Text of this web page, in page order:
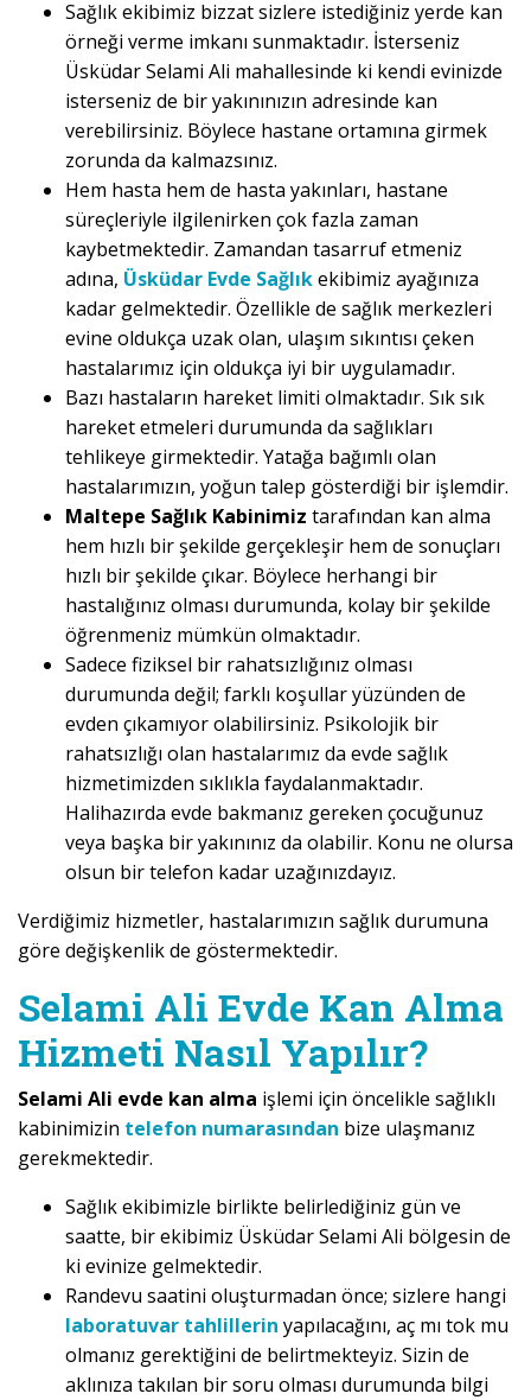
Sağlık ekibimiz bizzat sizlere istediğiniz yerde kan
örneği verme imkanı sunmaktadır. İsterseniz
Üsküdar Selami Ali mahallesinde ki kendi evinizde
isterseniz de bir yakınınızın adresinde kan
verebilirsiniz. Böylece hastane ortamına girmek
zorunda da kalmazsınız.
Hem hasta hem de hasta yakınları, hastane
süreçleriyle ilgilenirken çok fazla zaman
kaybetmektedir. Zamandan tasarruf etmeniz
adına, Üsküdar Evde Sağlıkekibimiz ayağınıza
kadar gelmektedir. Özellikle de sağlık merkezleri
evine oldukça uzak olan, ulaşım sıkıntısı çeken
hastalarımız için oldukça iyi bir uygulamadır.
Bazı hastaların hareket limiti olmaktadır. Sık sık
hareket etmeleri durumunda da sağlıkları
tehlikeye girmektedir. Yatağa bağımlı olan
hastalarımızın, yoğun talep gösterdiği bir işlemdir.
Maltepe Sağlık Kabinimiz tarafından kan alma
hem hızlı bir şekilde gerçekleşir hem de sonuçları
hızlı bir şekilde çıkar. Böylece herhangi bir
hastalığınız olması durumunda, kolay bir şekilde
öğrenmeniz mümkün olmaktadır.
Sadece fiziksel bir rahatsızlığınız olması
durumunda değil; farklı koşullar yüzünden de
evden çıkamıyor olabilirsiniz. Psikolojik bir
rahatsızlığı olan hastalarımız da evde sağlık
hizmetimizden sıklıkla faydalanmaktadır.
Halihazırda evde bakmanız gereken çocuğunuz
veya başka bir yakınınız da olabilir. Konu ne olursa
olsun bir telefon kadar uzağınızdayız.
Verdiğimiz hizmetler, hastalarımızın sağlık durumuna
göre değişkenlik de göstermektedir.
Selami Ali Evde Kan Alma
Hizmeti Nasıl Yapılır?
Selami Ali evde kan alma işlemi için öncelikle sağlıklı
kabinimizin telefon numarasından bize ulaşmanız
gerekmektedir.
Sağlık ekibimizle birlikte belirlediğiniz gün ve
saatte, bir ekibimiz Üsküdar Selami Ali bölgesin de
ki evinize gelmektedir.
Randevu saatini oluşturmadan önce; sizlere hangi
laboratuvar tahlillerin yapılacağını, aç mı tok mu
olmanız gerektiğini de belirtmekteyiz. Sizin de
aklınıza takılan bir soru olması durumunda bilgi